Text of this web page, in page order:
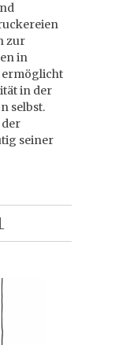
zur
in
ermöglicht
in der
selbst.
der
seiner